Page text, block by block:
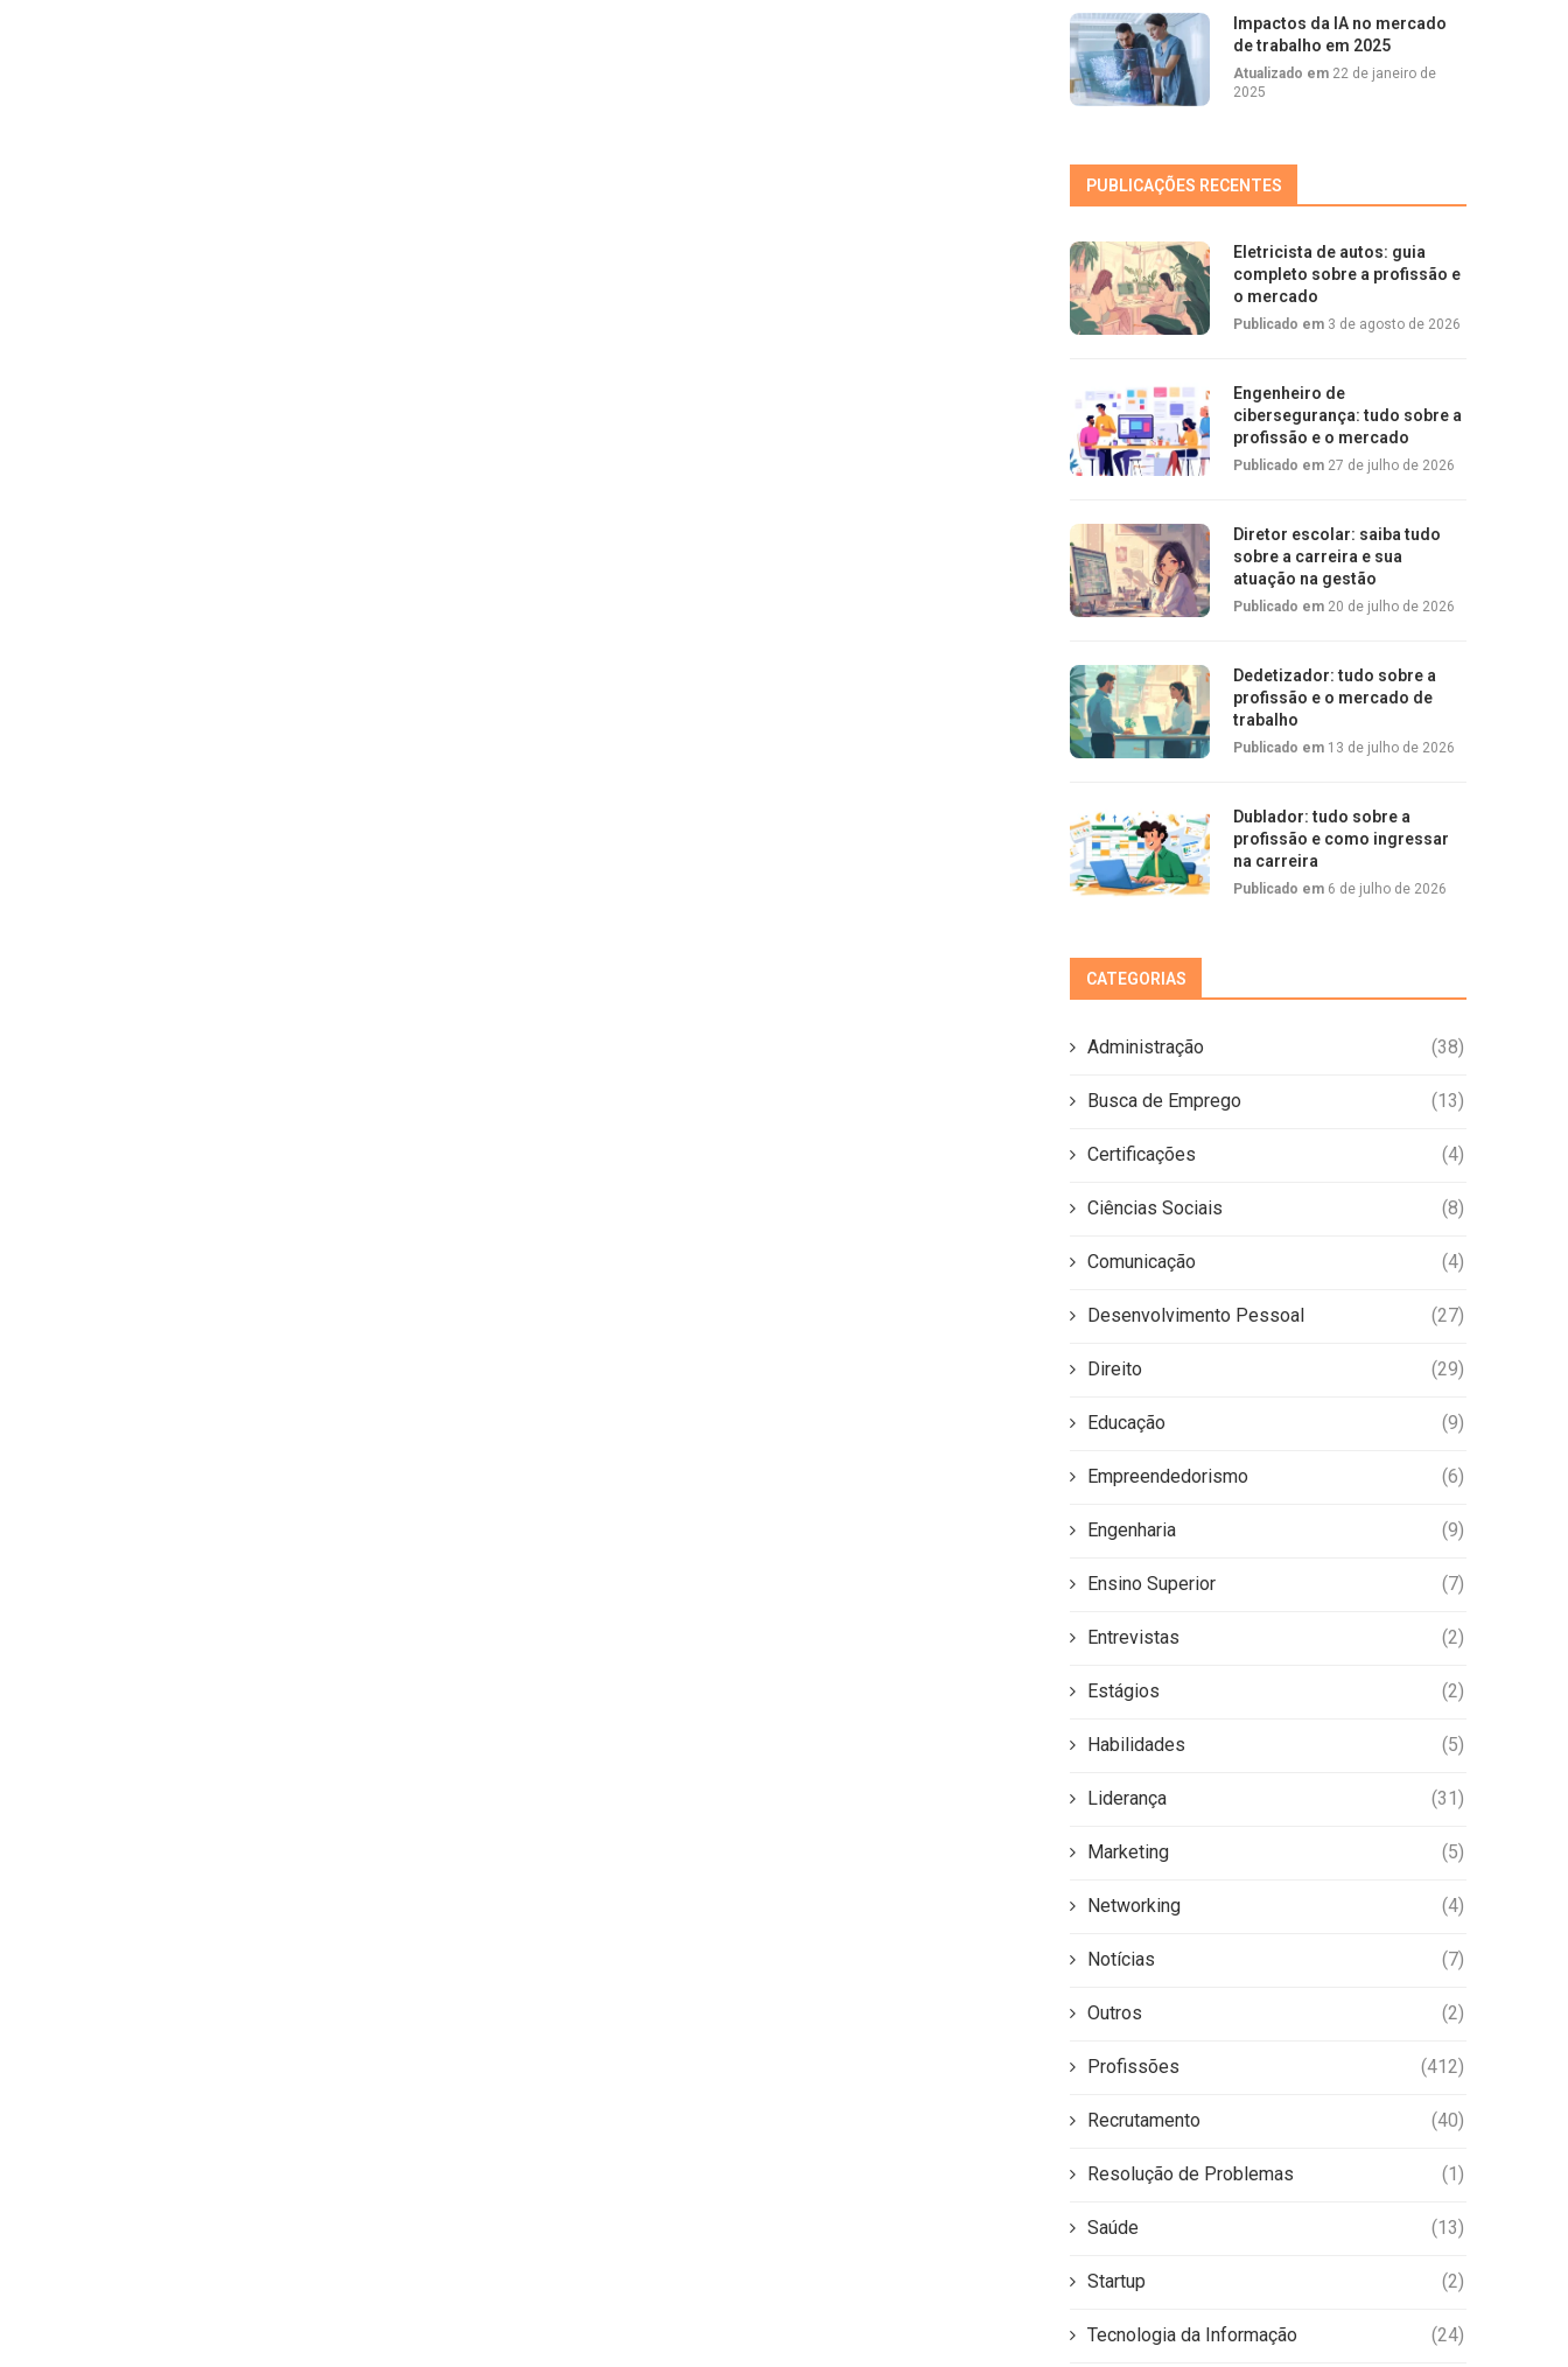
Impactos da IA no mercado
de trabalho em 2025
Atualizado em 22 de janeiro de
2025
PUBLICAÇÕES RECENTES
Eletricista de autos: guia
completo sobre a profissão e
o mercado
Publicado em 3 de agosto de 2026
Engenheiro de
cibersegurança: tudo sobre a
profissão e o mercado
Publicado em 27 de julho de 2026
Diretor escolar: saiba tudo
sobre a carreira e sua
atuação na gestão
Publicado em 20 de julho de 2026
Dedetizador: tudo sobre a
profissão e o mercado de
trabalho
Publicado em 13 de julho de 2026
Dublador: tudo sobre a
profissão e como ingressar
na carreira
Publicado em 6 de julho de 2026
CATEGORIAS
Administração (38)
Busca de Emprego (13)
Certificações (4)
Ciências Sociais (8)
Comunicação (4)
Desenvolvimento Pessoal (27)
Direito (29)
Educação (9)
Empreendedorismo (6)
Engenharia (9)
Ensino Superior (7)
Entrevistas (2)
Estágios (2)
Habilidades (5)
Liderança (31)
Marketing (5)
Networking (4)
Notícias (7)
Outros (2)
Profissões (412)
Recrutamento (40)
Resolução de Problemas (1)
Saúde (13)
Startup (2)
Tecnologia da Informação (24)